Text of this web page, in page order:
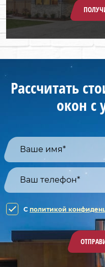
Рассчитать
окон с
C политикой